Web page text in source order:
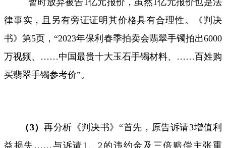
律事实，且另有旁证证明其价格具有合理性。《判决
书》第5页，“2023年保利春季拍卖会翡翠手镯拍出6000
万视频、 ……中国最贵十大玉石手镯材料、 ……百姓购
买翡翠手镯参考价”。
（3） 再分析《判决书》“首先，原告诉请3增值利
益损失 …… 与诉请1 、 2 的违约金及三倍赔偿主张重